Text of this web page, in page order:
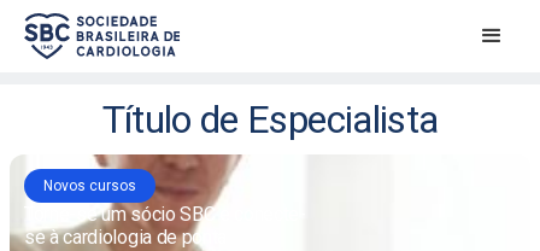
Título de Especialista
Novos cursos
Torne-se um sócio SBC e conecte-
se à cardiologia de ponta